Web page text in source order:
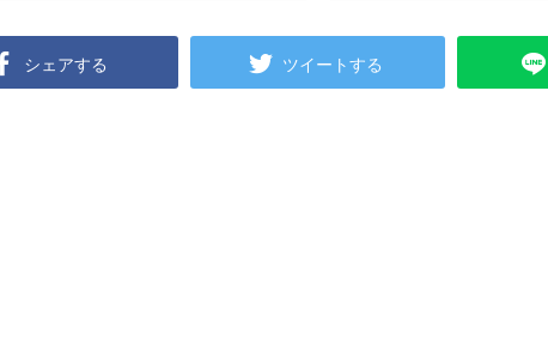
シェアする ツイートする